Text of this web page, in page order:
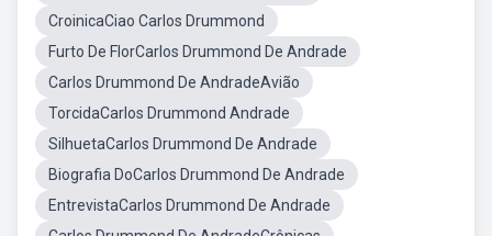
CroinicaCiao Carlos Drummond
Furto De FlorCarlos Drummond De Andrade
Carlos Drummond De AndradeAvião
TorcidaCarlos Drummond Andrade
SilhuetaCarlos Drummond De Andrade
Biografia DoCarlos Drummond De Andrade
EntrevistaCarlos Drummond De Andrade